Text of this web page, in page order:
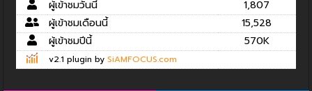
ผู้เข้าชมวันนี้
1,807
ผู้เข้าชมเดือนนี้
15,528
ผู้เข้าชมปีนี้
570K
v2.1 plugin by SiAMFOCUS.com